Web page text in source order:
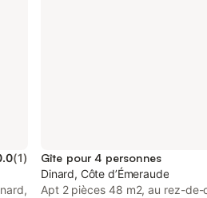
(1)
Gîte pour 4 personnes
Dinard, Côte d’Émeraude
Apt 2 pièces 48 m2, au rez-de-